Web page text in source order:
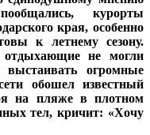
курорты
края, особенно
к летнему сезону.
не могли
огромные
обошел известный
на пляже в плотном
тел, кричит: «Хочу